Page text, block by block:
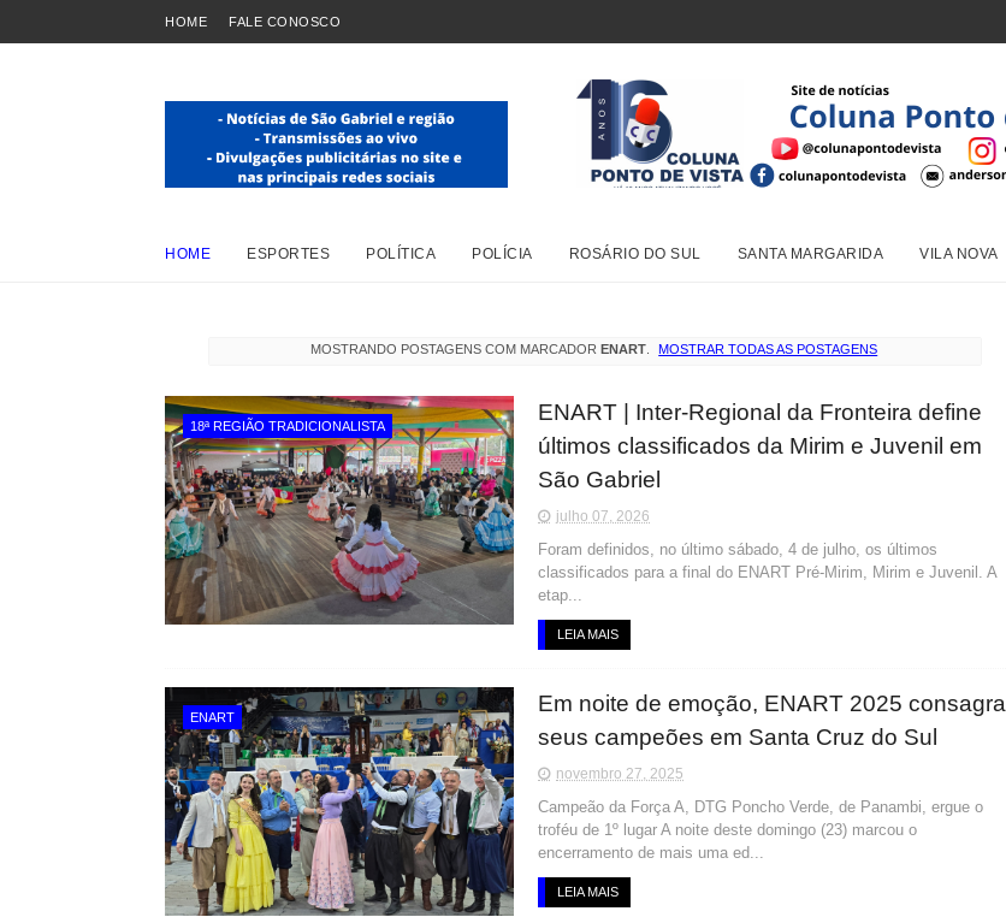
HOME FALE CONOSCO
HOME ESPORTES POLÍTICA POLÍCIA ROSÁRIO DO SUL SANTA MARGARIDA VILA NOVA
MOSTRANDO POSTAGENS COM MARCADOR ENART. MOSTRAR TODAS AS POSTAGENS
18ª REGIÃO TRADICIONALISTA
ENART | Inter-Regional da Fronteira define
últimos classificados da Mirim e Juvenil em
São Gabriel
julho 07, 2026
Foram definidos, no último sábado, 4 de julho, os últimos
classificados para a final do ENART Pré-Mirim, Mirim e Juvenil. A
etap...
LEIA MAIS
ENART
Em noite de emoção, ENART 2025 consagra
seus campeões em Santa Cruz do Sul
novembro 27, 2025
Campeão da Força A, DTG Poncho Verde, de Panambi, ergue o
troféu de 1º lugar A noite deste domingo (23) marcou o
encerramento de mais uma ed...
LEIA MAIS